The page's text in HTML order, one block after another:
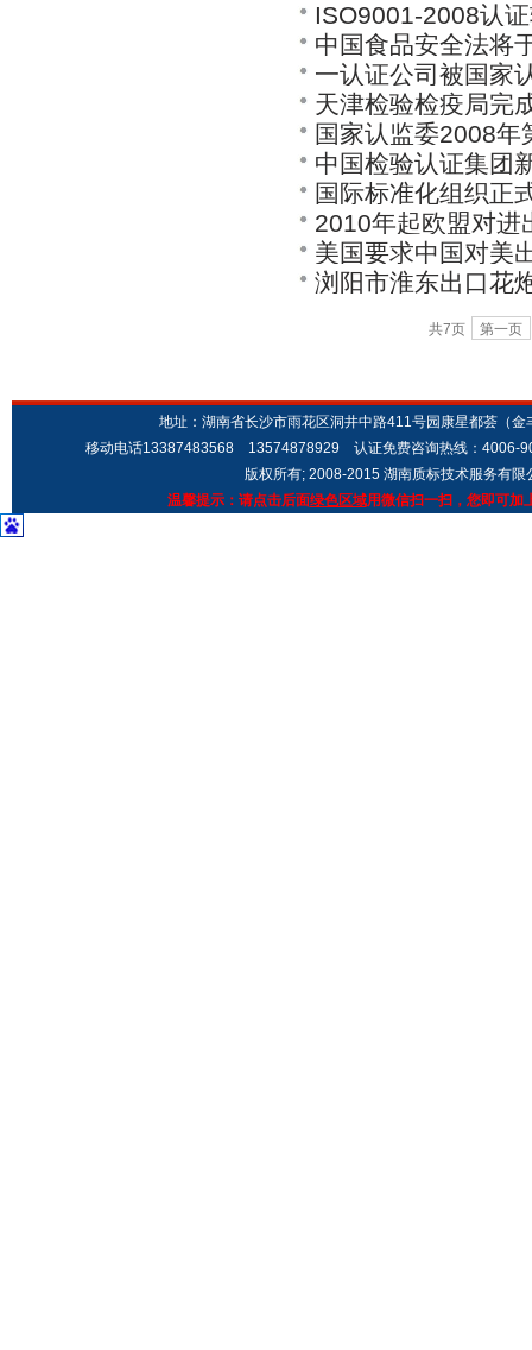
管理体系标准转换
ISO9001-2008认
中国食品安全法将
一认证公司被国家
天津检验检疫局完
国家认监委2008
违法颁发认证证书
中国检验认证集团
国际标准化组织正
2010年起欧盟对进
美国要求中国对美
浏阳市淮东出口花
ISO9001质量管理
共7页 第一页
地址：湖南省长沙市雨花区洞井中路411号园康星都荟（
移动电话13387483568 13574878929 认证免费咨询热线：4006-
版权所有; 2008-2015 湖南质标技术服务有限
温馨提示：请点击后面绿色区域用微信扫一扫，您即可加